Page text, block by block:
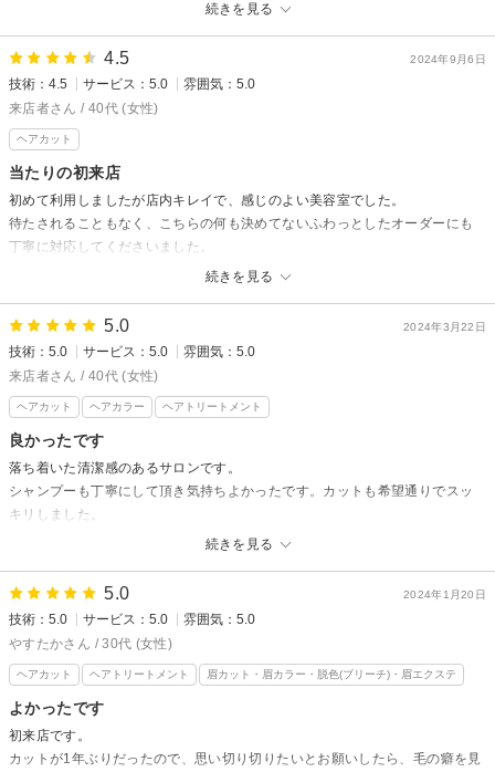
続きを見る
サラさん様
先日は数ある美容室の中から当店を選んでいただき誠にありがとうござい
ました。
嬉しい口コミありがとうございます。
またのご来店をスタッフ一同心よりお待ちしております。
【柏/流山おおたかの森/豊四季/髪質改善/白髪染め】
2024年9月6日
4.5
技術：4.5 サービス：5.0
雰囲気：5.0
来店者さん / 40代 (女性)
ヘアカット
当たりの初来店
続きを見る
初めて利用しましたが店内キレイで、感じのよい美容室でした。
待たされることもなく、こちらの何も決めてないふわっとしたオーダーにも
丁寧に対応してくださいました。
スッキリした扱いやすいスタイルにしていただきました。また行きたいと思
先日はご来店ありがとうございました！
またご満足していただけるよう努めて参りますのでよろしくお願いいたし
ます！
スタイリスト武藤
【柏/流山おおたかの森/豊四季/髪質改善/白髪染め】
2024年3月22日
5.0
技術：5.0 サービス：5.0
雰囲気：5.0
来店者さん / 40代 (女性)
ヘアカット ヘアカラー ヘアトリートメント
良かったです
続きを見る
落ち着いた清潔感のあるサロンです。
シャンプーも丁寧にして頂き気持ちよかったです。カットも希望通りでスッ
キリしました。
数ある美容室の中から当店を選んでいただき誠にありがとうございます。
時間が経ってしまいましたがまたのご来店を心よりお待ちしております。
【柏/流山おおたかの森/豊四季/髪質改善/白髪染め】
2024年1月20日
5.0
技術：5.0 サービス：5.0
雰囲気：5.0
やすたかさん / 30代 (女性)
ヘアカット ヘアトリートメント 眉カット・眉カラー・脱色(ブリーチ)・眉エクステ
よかったです
初来店です。
カットが1年ぶりだったので、思い切り切りたいとお願いしたら、毛の癖を見